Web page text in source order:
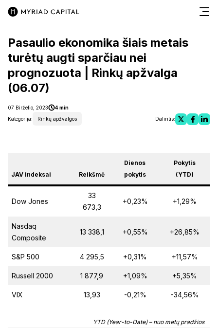
Pasaulio ekonomika šiais metais
turėtų augti sparčiau nei
prognozuota | Rinkų apžvalga
(06.07)
07 Birželio, 2023
4 min
Kategorija:
Rinkų apžvalgos Dalintis:
JAV indeksai Reikšmė
Dienos
pokytis
Pokytis
(YTD)
Dow Jones
33
673,3
+0,23% +1,29%
Nasdaq
Composite
13 338,1 +0,55% +26,85%
S&P 500 4 295,5 +0,31% +11,57%
Russell 2000 1 877,9 +1,09% +5,35%
VIX 13,93 -0,21% -34,56%
YTD (Year-to-Date) – nuo metų pradžios